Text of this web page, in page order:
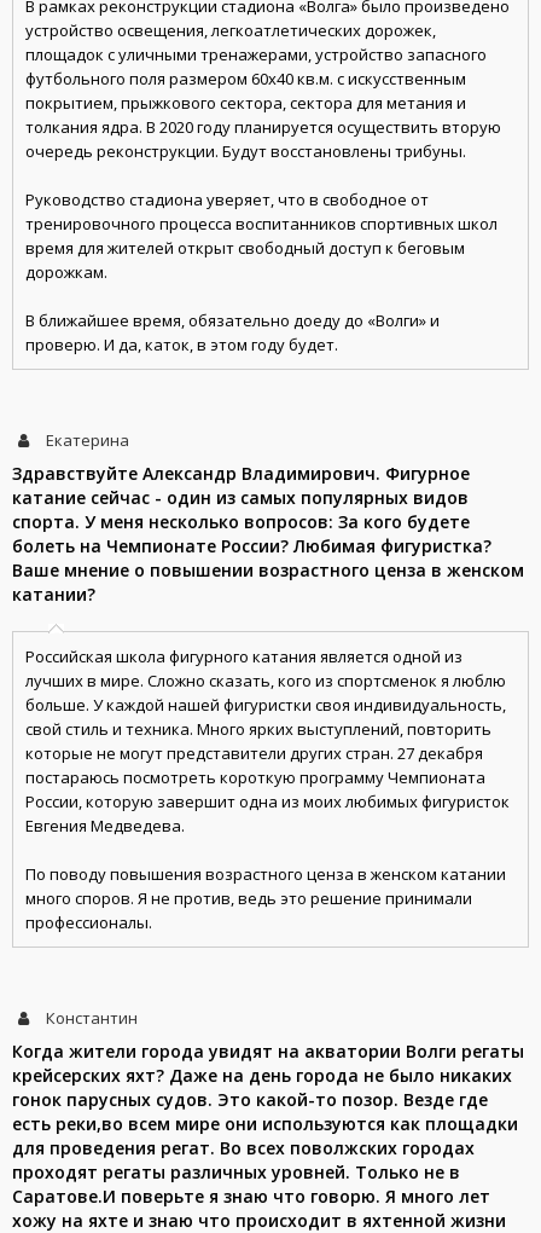
В рамках реконструкции стадиона «Волга» было произведено
устройство освещения, легкоатлетических дорожек,
площадок с уличными тренажерами, устройство запасного
футбольного поля размером 60х40 кв.м. с искусственным
покрытием, прыжкового сектора, сектора для метания и
толкания ядра. В 2020 году планируется осуществить вторую
очередь реконструкции. Будут восстановлены трибуны.
Руководство стадиона уверяет, что в свободное от
тренировочного процесса воспитанников спортивных школ
время для жителей открыт свободный доступ к беговым
дорожкам.
В ближайшее время, обязательно доеду до «Волги» и
проверю. И да, каток, в этом году будет.
Екатерина
Здравствуйте Александр Владимирович. Фигурное
катание сейчас - один из самых популярных видов
спорта. У меня несколько вопросов: За кого будете
болеть на Чемпионате России? Любимая фигуристка?
Ваше мнение о повышении возрастного ценза в женском
катании?
Российская школа фигурного катания является одной из
лучших в мире. Сложно сказать, кого из спортсменок я люблю
больше. У каждой нашей фигуристки своя индивидуальность,
свой стиль и техника. Много ярких выступлений, повторить
которые не могут представители других стран. 27 декабря
постараюсь посмотреть короткую программу Чемпионата
России, которую завершит одна из моих любимых фигуристок
Евгения Медведева.
По поводу повышения возрастного ценза в женском катании
много споров. Я не против, ведь это решение принимали
профессионалы.
Константин
Когда жители города увидят на акватории Волги регаты
крейсерских яхт? Даже на день города не было никаких
гонок парусных судов. Это какой-то позор. Везде где
есть реки,во всем мире они используются как площадки
для проведения регат. Во всех поволжских городах
проходят регаты различных уровней. Только не в
Саратове.И поверьте я знаю что говорю. Я много лет
хожу на яхте и знаю что происходит в яхтенной жизни